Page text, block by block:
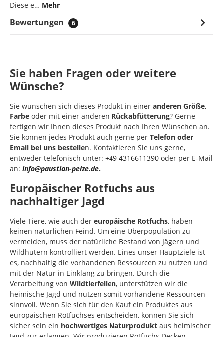
Diese e… Mehr
Bewertungen 6
Sie haben Fragen oder weitere
Wünsche?
Sie wünschen sich dieses Produkt in einer anderen Größe,
Farbe oder mit einer anderen Rückabfütterung? Gerne
fertigen wir Ihnen dieses Produkt nach Ihren Wünschen an.
Sie können jedes Produkt auch gerne per Telefon oder
Email bei uns bestellen. Kontaktieren Sie uns gerne,
entweder telefonisch unter: +49 4316611390 oder per E-Mail
an: info@paustian-pelze.de.
Europäischer Rotfuchs aus
nachhaltiger Jagd
Viele Tiere, wie auch der europäische Rotfuchs, haben
keinen natürlichen Feind. Um eine Überpopulation zu
vermeiden, muss der natürliche Bestand von Jägern und
Wildhütern kontrolliert werden. Eines unser Hauptziele ist
es, nachhaltig die vorhandenen Ressourcen zu nutzen und
mit der Natur in Einklang zu bringen. Durch die
Verarbeitung von Wildtierfellen, unterstützen wir die
heimische Jagd und nutzen somit vorhandene Ressourcen
sinnvoll. Wenn Sie sich für den Kauf ein Produktes aus
europäischen Rotfuchses entscheiden, können Sie sich
sicher sein ein hochwertiges Naturprodukt aus heimischer